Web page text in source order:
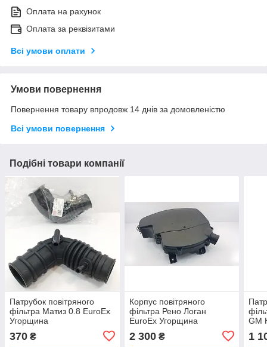
Оплата на рахунок
Оплата за реквізитами
Всі умови оплати
Умови повернення
Повернення товару впродовж 14 днів за домовленістю
Всі умови повернення
Подібні товари компанії
Патрубок повітряного
фільтра Матиз 0.8 EuroEx
Угорщина
370 ₴
Корпус повітряного
фільтра Рено Логан
EuroEx Угорщина
2 300₴
GM
1